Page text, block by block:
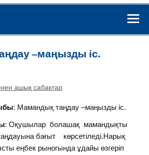
–маңызды іс.
ашық сабақтар
: Мамандық таңдау –маңызды іс.
: Оқушылар болашақ мамандықты
бағыт көрсетіледі.Нарық
еңбек рыногында ұдайы өзгеріп